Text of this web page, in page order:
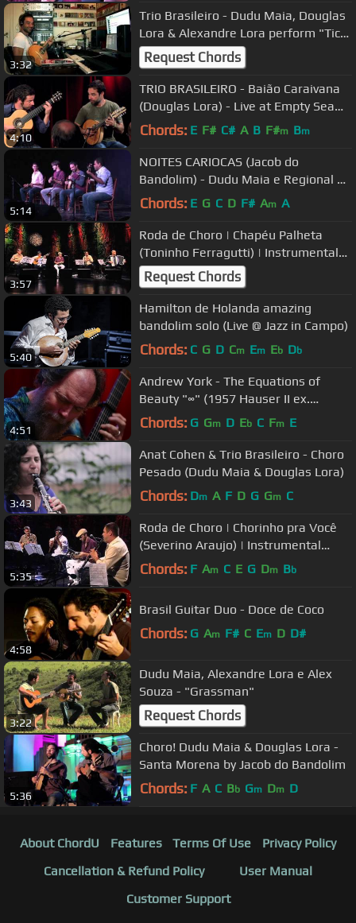
3:32
Trio Brasileiro - Dudu Maia, Douglas
Lora & Alexandre Lora perform "Tico
- Tico"
Request Chords
4:10
TRIO BRASILEIRO - Baião Caraivana
(Douglas Lora) - Live at Empty Sea
Studios
Chords: E F# C# A B F#m Bm
5:14
NOITES CARIOCAS (Jacob do
Bandolim) - Dudu Maia e Regional ao
vivo no Clube do Choro
Chords: E G C D F# Am A
3:57
Roda de Choro | Chapéu Palheta
(Toninho Ferragutti) | Instrumental
SESC Brasil
Request Chords
5:40
Hamilton de Holanda amazing
bandolim solo (Live @ Jazz in Campo)
Chords: C G D Cm Em Eb Db
4:51
Andrew York - The Equations of
Beauty "∞" (1957 Hauser II ex.
Bream)
Chords: G Gm D Eb C Fm E
3:43
Anat Cohen & Trio Brasileiro - Choro
Pesado (Dudu Maia & Douglas Lora)
Chords: Dm A F D G Gm C
5:35
Roda de Choro | Chorinho pra Você
(Severino Araujo) | Instrumental
SESC Brasil
Chords: F Am C E G Dm Bb
4:58
Brasil Guitar Duo - Doce de Coco
Chords: G Am F# C Em D D#
3:22
Dudu Maia, Alexandre Lora e Alex
Souza - "Grassman"
Request Chords
5:36
Choro! Dudu Maia & Douglas Lora -
Santa Morena by Jacob do Bandolim
Chords: F A C Bb Gm Dm D
About ChordU Features Terms Of Use
Privacy Policy
Cancellation & Refund Policy
User Manual
Customer Support